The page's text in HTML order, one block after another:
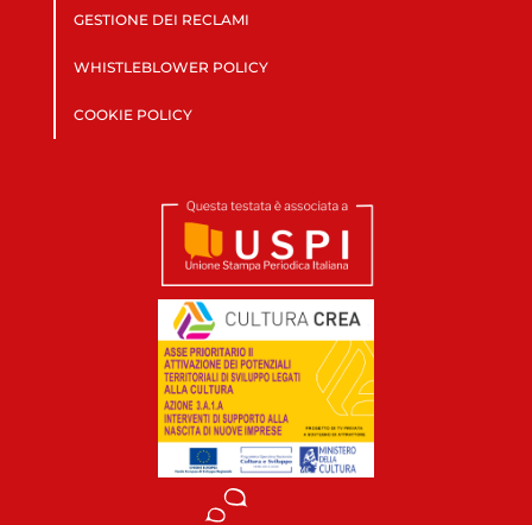
GESTIONE DEI RECLAMI
WHISTLEBLOWER POLICY
COOKIE POLICY